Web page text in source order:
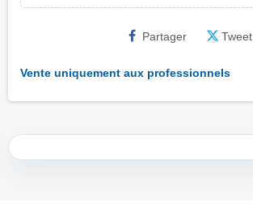
Partager Tweet
Vente uniquement aux professionnels